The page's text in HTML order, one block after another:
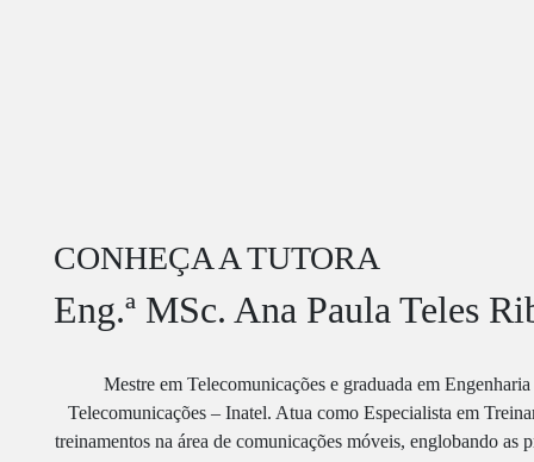
CONHEÇA A TUTORA
Eng.ª MSc. Ana Paula Teles
Mestre em Telecomunicações e graduada em
Telecomunicações – Inatel. Atua como Especialista em
treinamentos na área de comunicações móveis, englobando